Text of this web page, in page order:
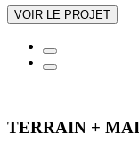
VOIR LE PROJET
TERRAIN +